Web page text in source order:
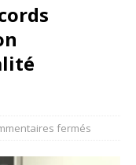
fermés